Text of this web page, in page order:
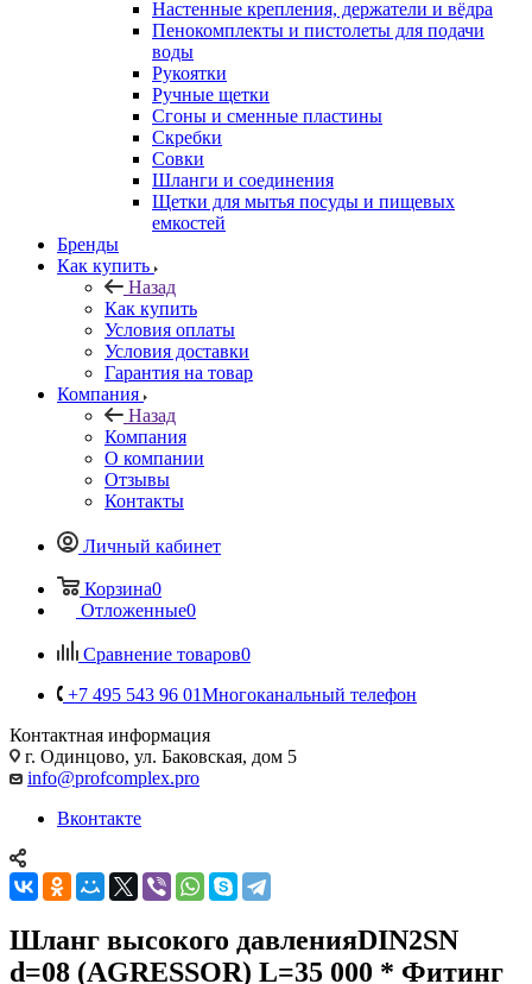
Настенные крепления, держатели и вёдра
Пенокомплекты и пистолеты для подачи
воды
Рукоятки
Ручные щетки
Сгоны и сменные пластины
Скребки
Совки
Шланги и соединения
Щетки для мытья посуды и пищевых
емкостей
Бренды
Как купить
Назад
Как купить
Условия оплаты
Условия доставки
Гарантия на товар
Компания
Назад
Компания
О компании
Отзывы
Контакты
Личный кабинет
Корзина0
Отложенные0
Сравнение товаров0
+7 495 543 96 01Многоканальный телефон
Контактная информация
г. Одинцово, ул. Баковская, дом 5
info@profcomplex.pro
Вконтакте
Шланг высокого давленияDIN2SN
d=08 (AGRESSOR) L=35 000 * Фитинг